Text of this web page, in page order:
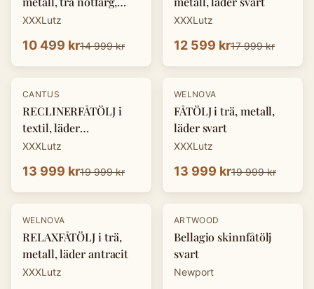
svart
XXXLutz
10 499 kr14 999 kr
XXXLutz
12 599 kr17 999 kr
-30%
CANTUS
RECLINERFÅTÖLJ i
textil, läder
cognacfärgad
XXXLutz
13 999 kr19 999 kr
-30 %
WELNOVA
FÅTÖLJ i trä, metall,
läder svart
XXXLutz
13 999 kr19 999 kr
-30 %
WELNOVA
RELAXFÅTÖLJ i trä,
metall, läder antracit
XXXLutz
ARTWOOD
Bellagio skinnfåtölj
svart
Newport